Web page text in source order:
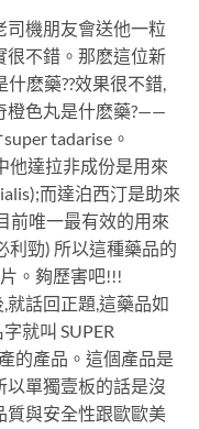
司機朋友會送他一粒
很不錯。那麽這位新
麽藥??效果很不錯,
橙色丸是什麽藥?——
tadarise。
他達拉非成份是用來
而達泊西汀是助來
前唯一最有效的用來
利勁) 所以這種藥品的
。夠歷害吧!!!
話回正題,這藥品如
就叫 SUPER
的產品。這個產品是
以單獨壹板的話是沒
質與安全性跟歐歐美